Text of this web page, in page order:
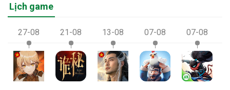
Lịch game
27-08 21-08 13-08 07-08 07-08